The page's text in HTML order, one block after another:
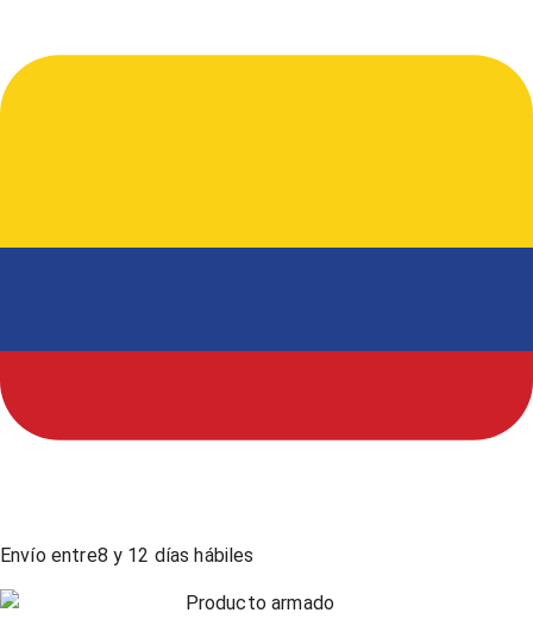
Envío entre8 y 12 días hábiles
Producto armado